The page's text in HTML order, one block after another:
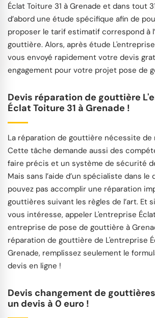
Éclat Toiture 31 à Grenade et dans tout
d’abord une étude spécifique afin de
proposer le tarif estimatif correspond à
gouttière. Alors, après étude
vous envoyé rapidement votre devis
engagement pour votre projet pose de
Devis réparation de gouttière
Éclat Toiture 31 à Grenade !
La réparation de gouttière nécessite
Cette tâche demande aussi des
faire précis et un système de sécurité
Mais sans l’aide d’un spécialiste dans le
pouvez pas accomplir une réparation
gouttières suivant les règles de l’art. Et
vous intéresse, appeler L'entreprise
entreprise de pose de gouttière à
réparation de gouttière de L'entreprise
Grenade, remplissez seulement le
devis en ligne !
Devis changement de
un devis à 0 euro !